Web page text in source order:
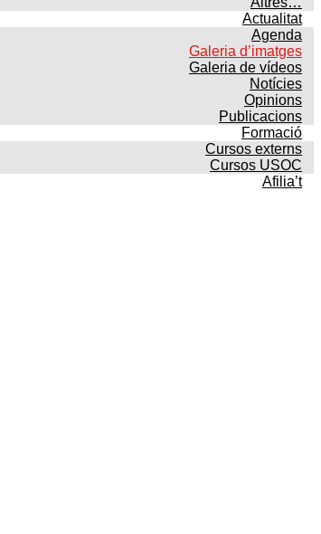
Actualitat
Agenda
Galeria d’imatges
Galeria de vídeos
Notícies
Opinions
Publicacions
Formació
Cursos externs
Cursos USOC
Afilia’t